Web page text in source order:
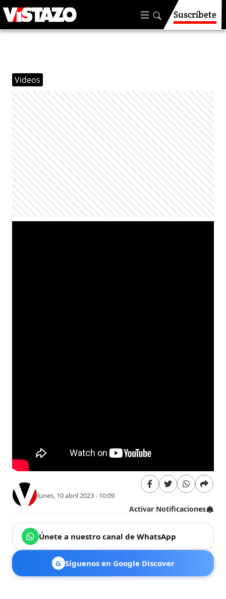
Suscríbete
Videos
lunes, 10 abril 2023 - 10:09
Activar Notificaciones
Únete a nuestro canal de WhatsApp
G Síguenos en Google Discover